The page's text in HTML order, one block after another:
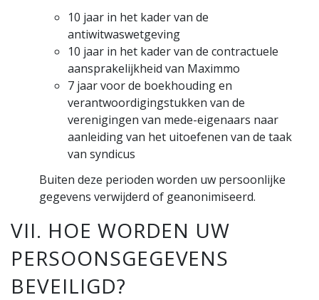
10 jaar in het kader van de
antiwitwaswetgeving
10 jaar in het kader van de contractuele
aansprakelijkheid van Maximmo
7 jaar voor de boekhouding en
verantwoordigingstukken van de
verenigingen van mede-eigenaars naar
aanleiding van het uitoefenen van de taak
van syndicus
Buiten deze perioden worden uw persoonlijke
gegevens verwijderd of geanonimiseerd.
VII. HOE WORDEN UW
PERSOONSGEGEVENS
BEVEILIGD?